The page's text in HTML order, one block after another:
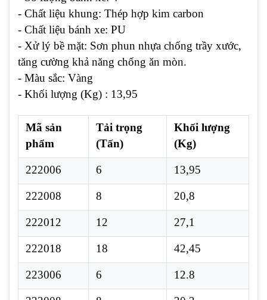
- Chất liệu khung: Thép hợp kim carbon
- Chất liệu bánh xe: PU
- Xử lý bề mặt: Sơn phun nhựa chống trầy xước,
tăng cường khả năng chống ăn mòn.
- Màu sắc: Vàng
- Khối lượng (Kg) : 13,95
Mã sản
phẩm
Tải trọng
(Tấn)
Khối lượng
(Kg)
222006 6 13,95
222008 8 20,8
222012 12 27,1
222018 18 42,45
223006 6 12.8